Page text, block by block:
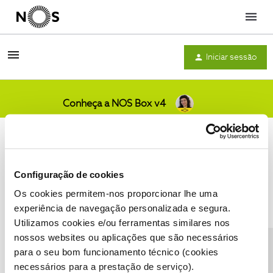
Configuração de cookies
Os cookies permitem-nos proporcionar lhe uma
experiência de navegação personalizada e segura.
Utilizamos cookies e/ou ferramentas similares nos
nossos websites ou aplicações que são necessários
para o seu bom funcionamento técnico (cookies
necessários para a prestação de serviço).
Menu
Iniciar sessão
Conheça a NOS Box v4
Condições do Fórum NOS Accessibility statement
CONTACTOS POLÍTICA DE PRIVACIDADE
CONFIGURAR COOKIES QUALIDADE DE SERVIÇO